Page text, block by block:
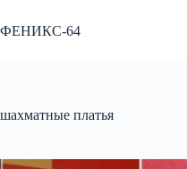
к
сути
ФЕНИКС-64
шахматные платья